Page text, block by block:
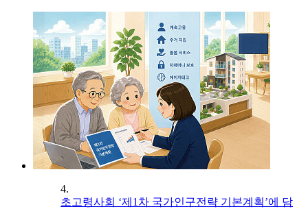
4.
초고령사회 ‘제1차 국가인구전략 기본계획’에 담